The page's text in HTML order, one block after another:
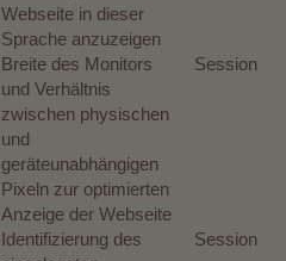
Webseite in dieser
Sprache anzuzeigen
Breite des Monitors
und Verhältnis
zwischen physischen
und
geräteunabhängigen
Pixeln zur optimierten
Anzeige der Webseite
Session
Identifizierung des
Session